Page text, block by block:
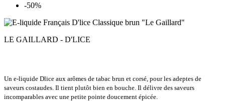
-50%
LE GAILLARD - D'LICE
Un e-liquide Dlice aux arômes de tabac brun et corsé, pour les adeptes de
saveurs costaudes. Il tient plutôt bien en bouche. Il délivre des saveurs
incomparables avec une petite pointe doucement épicée.